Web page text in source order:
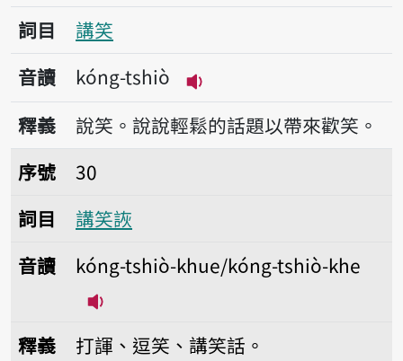
詞目
講笑
音讀
kóng-tshiò
播放音讀kóng-tshiò
釋義
說笑。說說輕鬆的話題以帶來歡笑。
序號30講笑詼
序號
30
詞目
講笑詼
音讀
kóng-tshiò-khue/kóng-tshiò-khe
釋義
打諢、逗笑、講笑話。